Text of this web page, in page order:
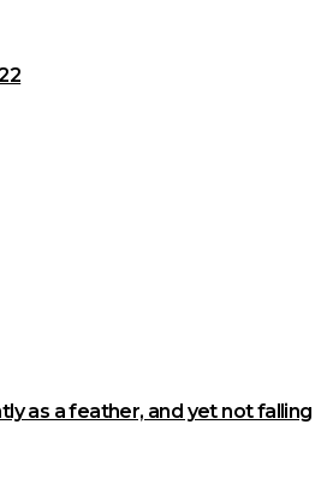
as a feather, and yet not falling